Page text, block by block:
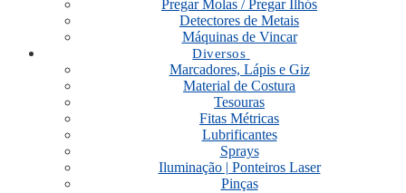
Pregar Molas / Pregar Ilhós
Detectores de Metais
Máquinas de Vincar
Diversos
Marcadores, Lápis e Giz
Material de Costura
Tesouras
Fitas Métricas
Lubrificantes
Sprays
Iluminação | Ponteiros Laser
Pinças